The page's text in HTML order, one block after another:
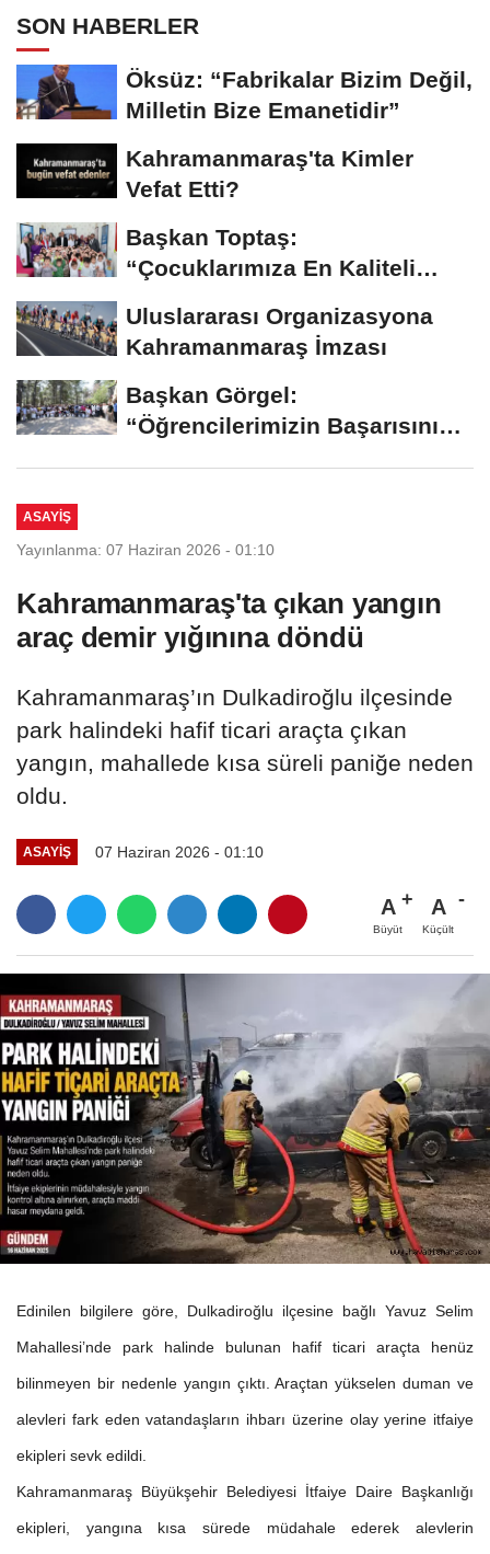
SON HABERLER
Öksüz: “Fabrikalar Bizim Değil,
Milletin Bize Emanetidir”
Kahramanmaraş'ta Kimler
Vefat Etti?
Başkan Toptaş:
“Çocuklarımıza En Kaliteli
Uluslararası Organizasyona
Kahramanmaraş İmzası
Başkan Görgel:
“Öğrencilerimizin Başarısını
ASAYİŞ
Yayınlanma: 07 Haziran 2026 - 01:10
Kahramanmaraş'ta çıkan yangın
araç demir yığınına döndü
Kahramanmaraş’ın Dulkadiroğlu ilçesinde
park halindeki hafif ticari araçta çıkan
yangın, mahallede kısa süreli paniğe neden
oldu.
ASAYİŞ 07 Haziran 2026 - 01:10
A
Büyüt
A
Küçült
Edinilen bilgilere göre, Dulkadiroğlu ilçesine bağlı Yavuz Selim
Mahallesi’nde park halinde bulunan hafif ticari araçta henüz
bilinmeyen bir nedenle yangın çıktı. Araçtan yükselen duman ve
alevleri fark eden vatandaşların ihbarı üzerine olay yerine itfaiye
ekipleri sevk edildi.
Kahramanmaraş Büyükşehir Belediyesi İtfaiye Daire Başkanlığı
ekipleri, yangına kısa sürede müdahale ederek alevlerin